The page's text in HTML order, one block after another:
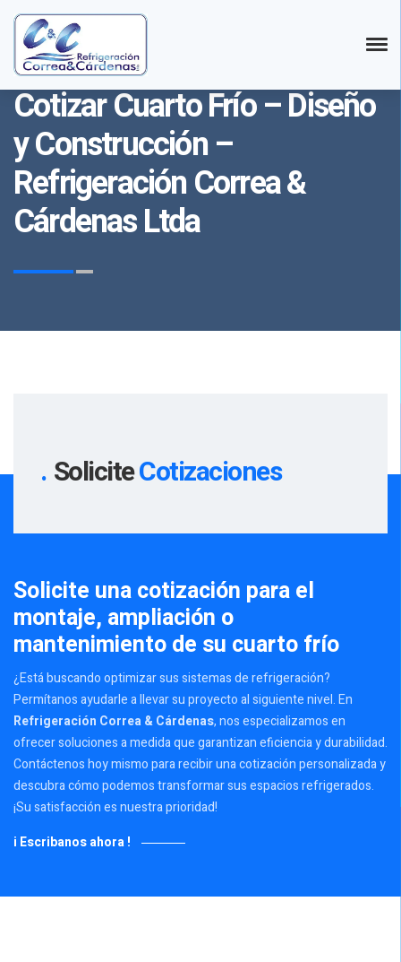
Refrigeración Correa y Cárdenas LTDA.
Cotizar Cuarto Frío – Diseño
y Construcción –
Refrigeración Correa &
Cárdenas Ltda
SoliciteCotizaciones
Solicite una cotización para el
montaje, ampliación o
mantenimiento de su cuarto frío
¿Está buscando optimizar sus sistemas de refrigeración?
Permítanos ayudarle a llevar su proyecto al siguiente nivel. En
Refrigeración Correa & Cárdenas, nos especializamos en
ofrecer soluciones a medida que garantizan eficiencia y durabilidad.
Contáctenos hoy mismo para recibir una cotización personalizada y
descubra cómo podemos transformar sus espacios refrigerados.
¡Su satisfacción es nuestra prioridad!
i Escribanos ahora !